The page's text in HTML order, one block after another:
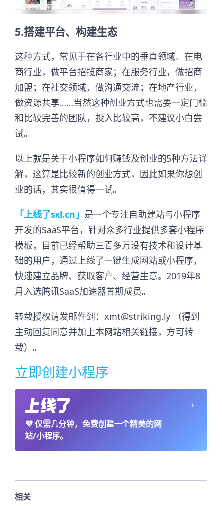
5.搭建平台、构建生态
这种方式，常见于在各行业中的垂直领域。在电
商行业，做平台招揽商家；在服务行业，做招商
加盟；在社交领域，做沟通交流；在地产行业，
做资源共享……当然这种创业方式也需要一定门槛
和比较完善的团队，投入比较高，不建议小白尝
试。
以上就是关于小程序如何赚钱及创业的5种方法详
解，这算是比较新的创业方式，因此如果你想创
业的话，其实很值得一试。
「上线了sxl.cn」 是一个专注自助建站与小程序
开发的SaaS平台，针对众多行业提供多套小程序
模板，目前已经帮助三百多万没有技术和设计基
础的用户，通过上线了一键生成网站或小程序，
快速建立品牌、获取客户、经营生意。2019年8
月入选腾讯SaaS加速器首期成员。​
转载授权请发邮件到：xmt@striking.ly （得到
主动回复同意并加上本网站相关链接，方可转
载）。
立即创建小程序
💜仅需几分钟，免费创建一个精美的网
站/小程序。
→
相关